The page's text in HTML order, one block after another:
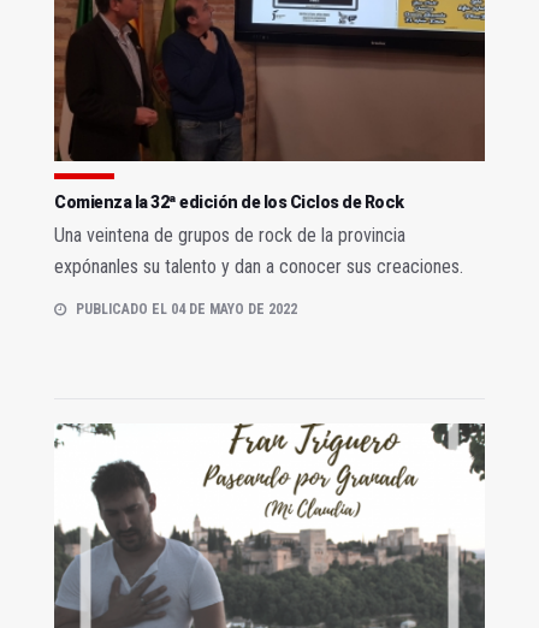
Comienza la 32ª edición de los Ciclos de Rock
Una veintena de grupos de rock de la provincia
expónanles su talento y dan a conocer sus creaciones.
PUBLICADO EL 04 DE MAYO DE 2022